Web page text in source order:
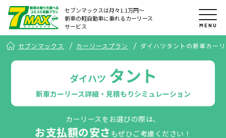
セブンマックスは月々1.1万円〜
新車の軽自動車に乗れるカーリース
サービス
MENU
セブンマックス カーリースプラン ダイハツタントの新車カー
ダイハツ タント
新車カーリース詳細・見積もりシミュレーション
カーリースをお選びの際は、
お支払額の安さ もぜひご考慮ください！